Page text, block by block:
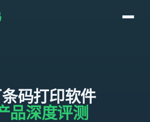
码打印软件
品深度评测